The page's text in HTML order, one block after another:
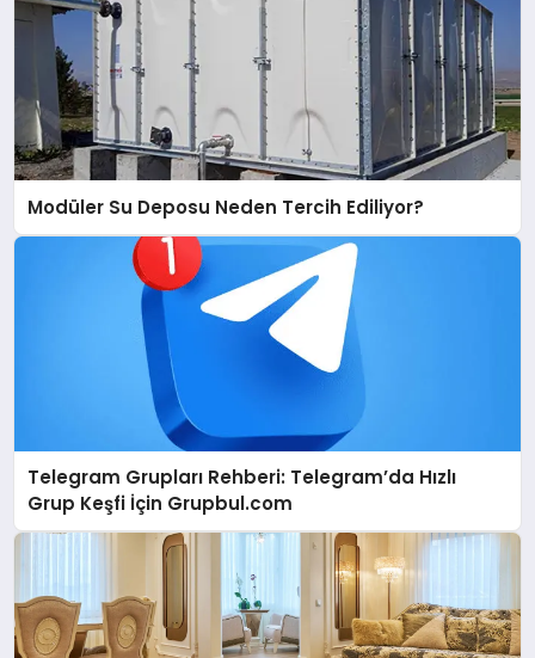
Modüler Su Deposu Neden Tercih Ediliyor?
Telegram Grupları Rehberi: Telegram’da Hızlı
Grup Keşfi İçin Grupbul.com